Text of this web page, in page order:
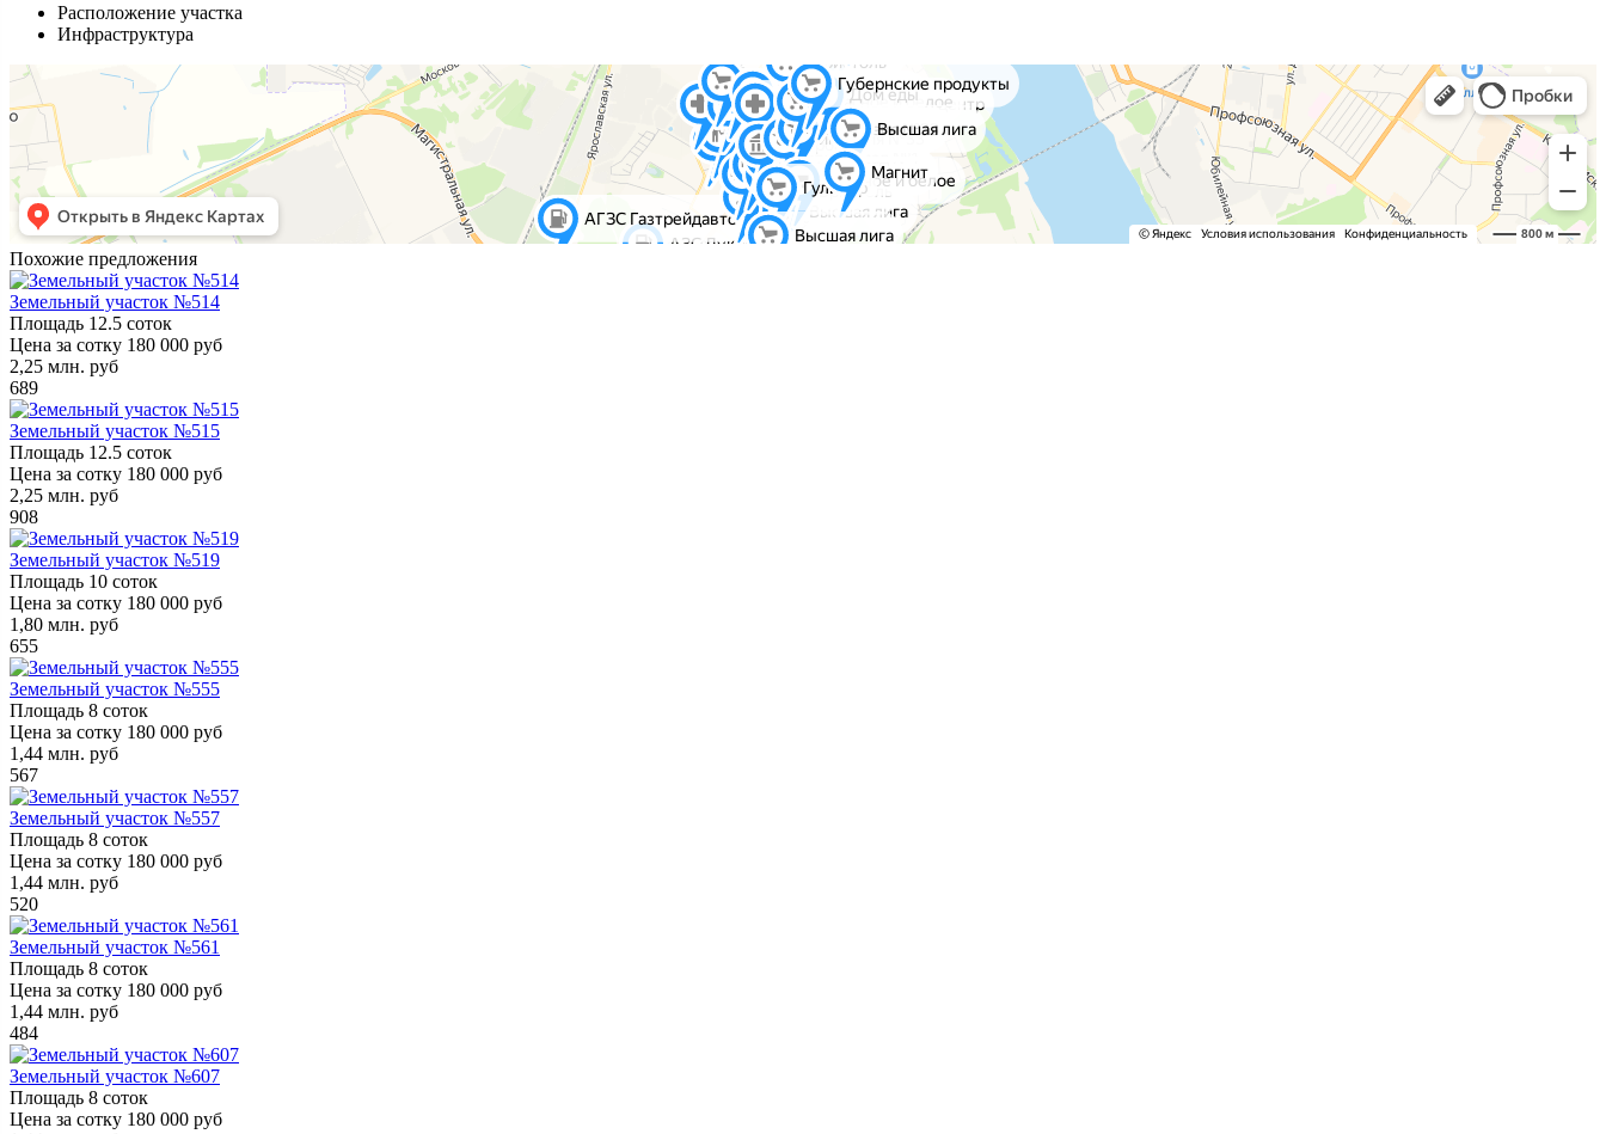
Расположение участка
Инфраструктура
Похожие предложения
Земельный участок №514
Площадь 12.5 соток
Цена за сотку 180 000 руб
2,25 млн. руб
689
Земельный участок №515
Площадь 12.5 соток
Цена за сотку 180 000 руб
2,25 млн. руб
908
Земельный участок №519
Площадь 10 соток
Цена за сотку 180 000 руб
1,80 млн. руб
655
Земельный участок №555
Площадь 8 соток
Цена за сотку 180 000 руб
1,44 млн. руб
567
Земельный участок №557
Площадь 8 соток
Цена за сотку 180 000 руб
1,44 млн. руб
520
Земельный участок №561
Площадь 8 соток
Цена за сотку 180 000 руб
1,44 млн. руб
484
Земельный участок №607
Площадь 8 соток
Цена за сотку 180 000 руб